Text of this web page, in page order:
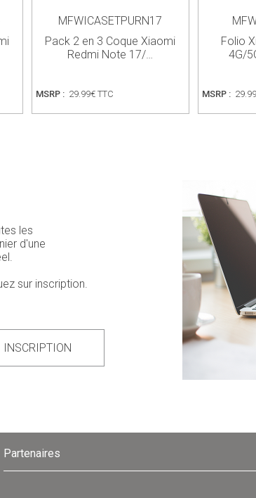
MFWICASETPURN17
Pack 2 en 3 Coque Xiaomi
Redmi Note 17/…
MSRP : 29.99€ TTC
Folio
4G/
MSRP :
les
d'une
sur inscription.
INSCRIPTION
Partenaires